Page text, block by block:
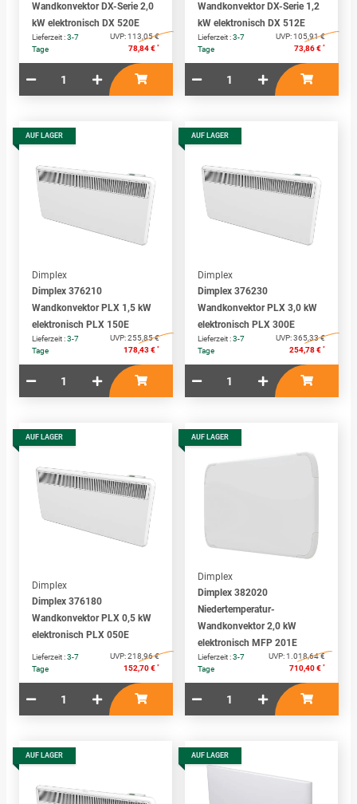
Wandkonvektor DX-Serie 2,0
kW elektronisch DX 520E
Lieferzeit :3-7
Tage
UVP:113,05 €
78,84 € *
Wandkonvektor DX-Serie 1,2
kW elektronisch DX 512E
Lieferzeit :3-7
Tage
UVP:105,91 €
73,86 € *
AUF LAGER
Dimplex
Dimplex 376210
Wandkonvektor PLX 1,5 kW
elektronisch PLX 150E
Lieferzeit :3-7
Tage
UVP:255,85 €
178,43 € *
AUF LAGER
Dimplex
Dimplex 376230
Wandkonvektor PLX 3,0 kW
elektronisch PLX 300E
Lieferzeit :3-7
Tage
UVP:365,33 €
254,78 € *
AUF LAGER
Dimplex
Dimplex 376180
Wandkonvektor PLX 0,5 kW
elektronisch PLX 050E
Lieferzeit :3-7
Tage
UVP:218,96 €
152,70 € *
AUF LAGER
Dimplex
Dimplex 382020
Niedertemperatur-
Wandkonvektor 2,0 kW
elektronisch MFP 201E
Lieferzeit :3-7
Tage
UVP:1.018,64 €
710,40 € *
AUF LAGER AUF LAGER